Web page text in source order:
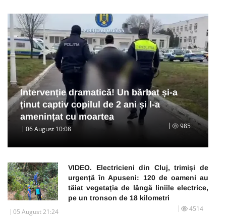
Intervenție dramatică! Un bărbat și-a
ținut captiv copilul de 2 ani și l-a
amenințat cu moartea
06 August 10:08 985
VIDEO. Electricieni din Cluj, trimiși de
urgență în Apuseni: 120 de oameni au
tăiat vegetația de lângă liniile electrice,
pe un tronson de 18 kilometri
05 August 21:24 4514